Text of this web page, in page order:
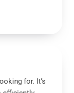
for. It’s